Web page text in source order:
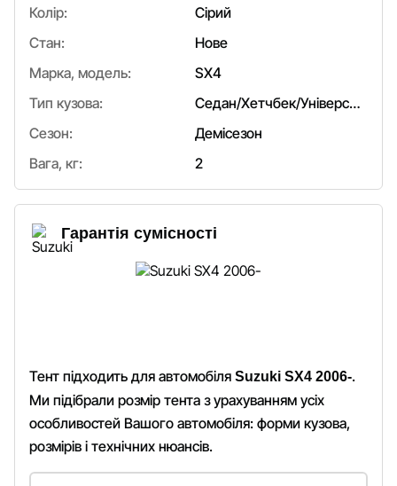
Колір:
Сірий
Стан:
Нове
Марка, модель:
SX4
Тип кузова:
Седан/Хетчбек/Універсал
Сезон:
Демісезон
Вага, кг:
2
Гарантія сумісності
Тент підходить для автомобіля Suzuki SX4 2006-.
Ми підібрали розмір тента з урахуванням усіх
особливостей Вашого автомобіля: форми кузова,
розмірів і технічних нюансів.